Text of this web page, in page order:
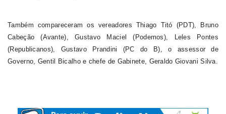
Também compareceram os vereadores Thiago Titó (PDT), Bruno
Cabeção (Avante), Gustavo Maciel (Podemos), Leles Pontes
(Republicanos), Gustavo Prandini (PC do B), o assessor de
Governo, Gentil Bicalho e chefe de Gabinete, Geraldo Giovani Silva.